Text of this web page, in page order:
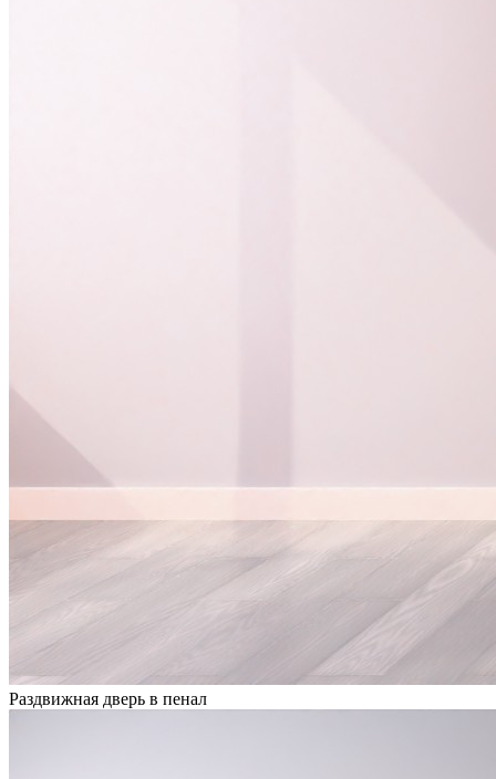
Раздвижная дверь в пенал